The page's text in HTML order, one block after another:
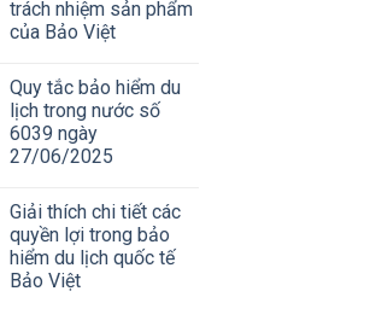
trách nhiệm sản phẩm
của Bảo Việt
Quy tắc bảo hiểm du
lịch trong nước số
6039 ngày
27/06/2025
Giải thích chi tiết các
quyền lợi trong bảo
hiểm du lịch quốc tế
Bảo Việt